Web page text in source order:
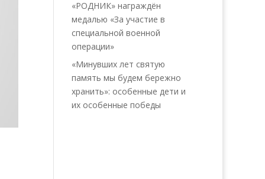
«РОДНИК» награждён
медалью «За участие в
специальной военной
операции»
«Минувших лет святую
память мы будем бережно
хранить»: особенные дети и
их особенные победы